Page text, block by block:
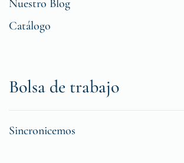
Nuestro Blog
Catálogo
Bolsa de trabajo
Sincronicemos